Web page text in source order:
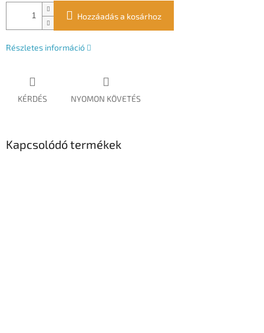
Hozzáadás a kosárhoz
Részletes információ
KÉRDÉS NYOMON KÖVETÉS
Kapcsolódó termékek